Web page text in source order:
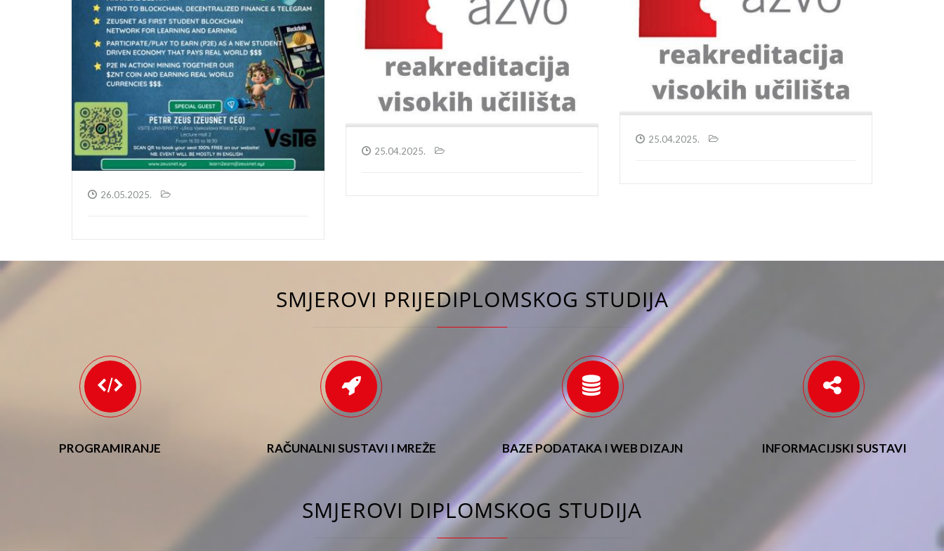
26.05.2025.
25.04.2025.
25.04.2025.
SMJEROVI PRIJEDIPLOMSKOG STUDIJA
PROGRAMIRANJE RAČUNALNI SUSTAVI I MREŽE BAZE PODATAKA I WEB DIZAJN INFORMACIJSKI SUSTAVI
SMJEROVI DIPLOMSKOG STUDIJA